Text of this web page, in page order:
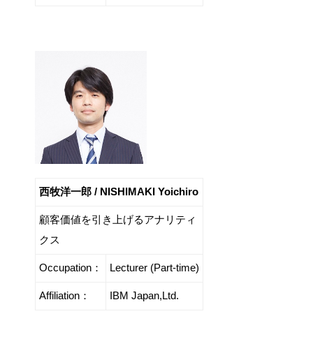
西牧洋一郎 / NISHIMAKI Yoichiro
顧客価値を引き上げるアナリティ
クス
Occupation： Lecturer (Part-time)
Affiliation： IBM Japan,Ltd.